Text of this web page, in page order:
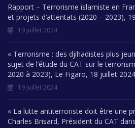
Rapport – Terrorisme islamiste en
et projets d’attentats (2020 – 2023),
19 juillet 2024
« Terrorisme : des djihadistes plus
sujet de l’étude du CAT sur le
2020 à 2023), Le Figaro, 18 juillet 2024
19 juillet 2024
« La lutte antiterroriste doit être une
Charles Brisard, Président du CAT